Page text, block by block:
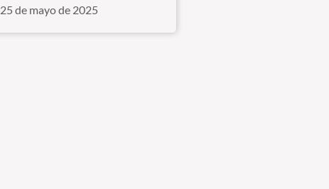
25 de mayo de 2025